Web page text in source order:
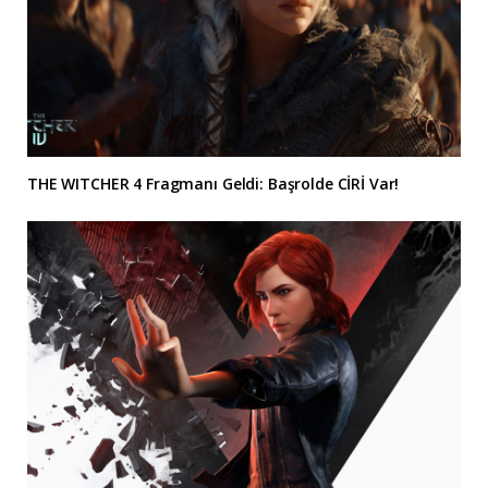
THE WITCHER 4 Fragmanı Geldi: Başrolde CİRİ Var!